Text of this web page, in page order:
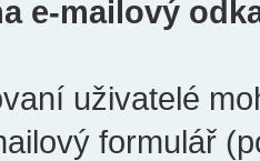
e-mailový
uživatelé
formulář